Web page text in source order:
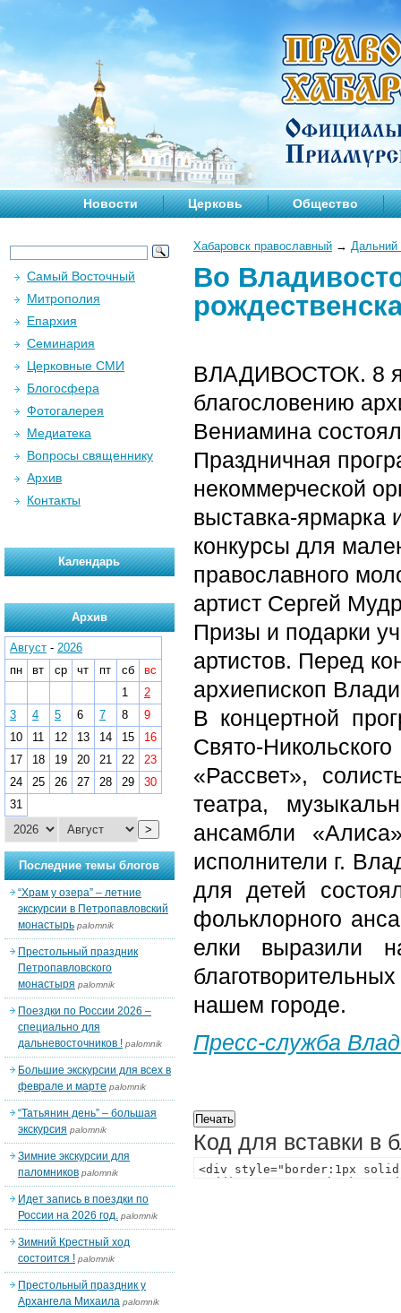
Новости Церковь Общество
Хабаровск православный → Дальний
Во
ВЛАДИВОСТОК. 8
благословению
Вениамина
Праздничная
некоммерческой
выставка-ярмарка
конкурсы для
православного
артист Сергей
Призы и подарки
артистов. Перед
архиепископ
В концертной
Свято-
«Рассвет»,
театра,
ансамбли
исполнители г.
для детей
фольклорного
елки выразили
нашем городе.
Пресс-служба
Код для вставки в
Самый Восточный
Митрополия
Епархия
Семинария
Церковные СМИ
Блогосфера
Фотогалерея
Медиатека
Вопросы священнику
Архив
Контакты
Календарь
Архив
Август - 2026
пн
вт ср чт пт сб
вс
1
2
3
4 5 6 7 8
9
10
11 12 13 14 15
16
17
18 19 20 21 22
23
24
25 26 27 28 29
30
31
>
Последние темы блогов
“Храм у озера” – летние
экскурсии в Петропавловский
монастырь palomnik
Престольный праздник
Петропавловского
монастыря palomnik
Поездки по России 2026 –
специально для
дальневосточников ! palomnik
Большие экскурсии для всех в
феврале и марте palomnik
“Татьянин день” – большая
экскурсия palomnik
Зимние экскурсии для
паломников palomnik
Идет запись в поездки по
России на 2026 год. palomnik
Зимний Крестный ход
состоится ! palomnik
Престольный праздник у
Архангела Михаила palomnik